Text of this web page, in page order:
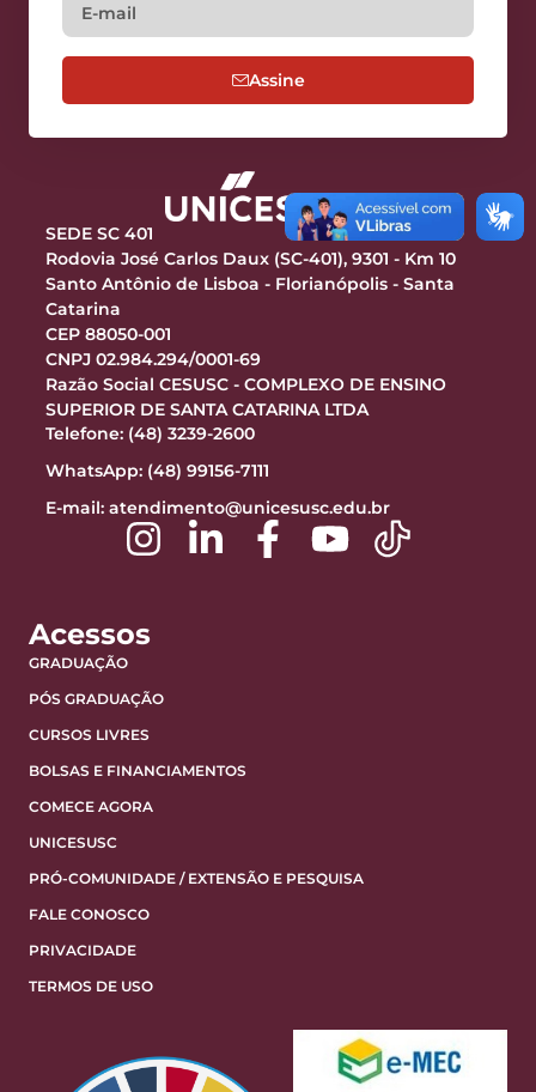
Assine
SEDE SC 401
Rodovia José Carlos Daux (SC-401), 9301 - Km 10
Santo Antônio de Lisboa - Florianópolis - Santa
Catarina
CEP 88050-001
CNPJ 02.984.294/0001-69
Razão Social CESUSC - COMPLEXO DE ENSINO
SUPERIOR DE SANTA CATARINA LTDA
Telefone: (48) 3239-2600
WhatsApp: (48) 99156-7111
E-mail: atendimento@unicesusc.edu.br
Acessos
GRADUAÇÃO
PÓS GRADUAÇÃO
CURSOS LIVRES
BOLSAS E FINANCIAMENTOS
COMECE AGORA
UNICESUSC
PRÓ-COMUNIDADE / EXTENSÃO E PESQUISA
FALE CONOSCO
PRIVACIDADE
TERMOS DE USO